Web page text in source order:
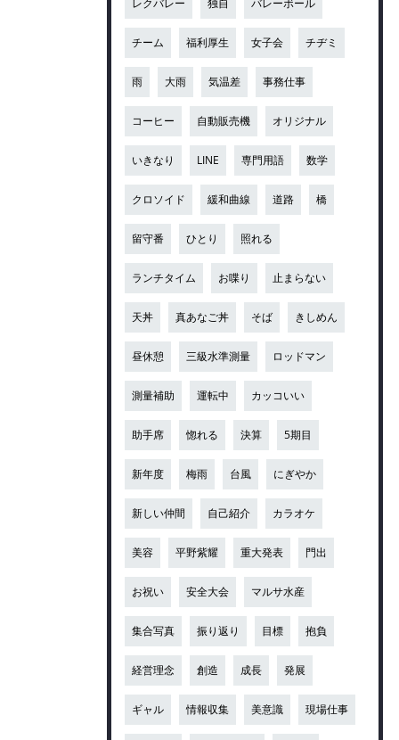
レクバレー 独自 バレーボール
チーム 福利厚生 女子会 チヂミ
雨 大雨 気温差 事務仕事
コーヒー 自動販売機 オリジナル
いきなり LINE 専門用語 数学
クロソイド 緩和曲線 道路 橋
留守番 ひとり 照れる
ランチタイム お喋り 止まらない
天丼 真あなご丼 そば きしめん
昼休憩 三級水準測量 ロッドマン
測量補助 運転中 カッコいい
助手席 惚れる 決算 5期目
新年度 梅雨 台風 にぎやか
新しい仲間 自己紹介 カラオケ
美容 平野紫耀 重大発表 門出
お祝い 安全大会 マルサ水産
集合写真 振り返り 目標 抱負
経営理念 創造 成長 発展
ギャル 情報収集 美意識 現場仕事